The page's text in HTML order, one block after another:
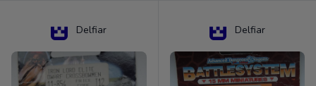
Delfiar Delfiar